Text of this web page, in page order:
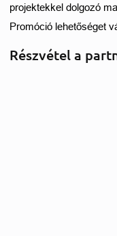
projektekkel dolgozó
Promóció lehetőséget
Részvétel a